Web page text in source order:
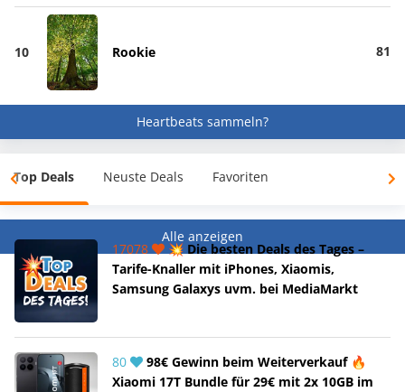
10 Rookie 81
Heartbeats sammeln?
Top Deals Neuste Deals Favoriten
Alle anzeigen
17078
💥 Die besten Deals des Tages –
Tarife-Knaller mit iPhones, Xiaomis,
Samsung Galaxys uvm. bei MediaMarkt
80
98€ Gewinn beim Weiterverkauf 🔥
Xiaomi 17T Bundle für 29€ mit 2x 10GB im